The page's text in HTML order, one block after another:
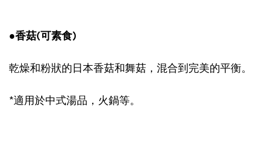
●香菇(可素食)
乾燥和粉狀的日本香菇和舞菇，混合到完美的平衡。
*適用於中式湯品，火鍋等。